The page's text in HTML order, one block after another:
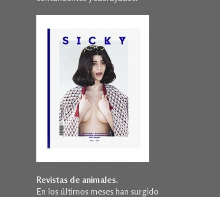
Revistas de animales.
En los últimos meses han surgido